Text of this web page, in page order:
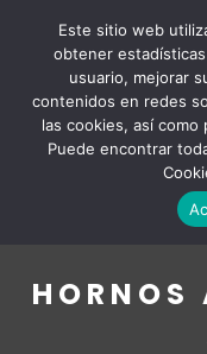
HORNOS
Este sitio web
obtener
usuario, mejorar
contenidos en redes
las cookies, así como
Puede encontrar